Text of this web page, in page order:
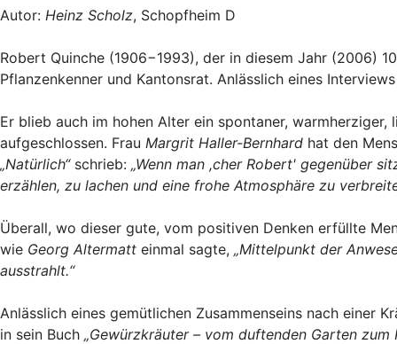
Autor: Heinz Scholz, Schopfheim D
Robert Quinche (1906−1993), der in diesem Jahr (2006)
Pflanzenkenner und Kantonsrat. Anlässlich eines
Er blieb auch im hohen Alter ein spontaner,
aufgeschlossen. Frau Margrit Haller-Bernhard hat den
„Natürlich“schrieb: „Wenn man ,cher Robert' gegenüber
erzählen, zu lachen und eine frohe Atmosphäre zu
Überall, wo dieser gute, vom positiven Denken erfüllte
wie Georg Altermatt einmal sagte, „Mittelpunkt der
ausstrahlt.“
Anlässlich eines gemütlichen Zusammenseins nach einer
in sein Buch „Gewürzkräuter – vom duftenden Garten